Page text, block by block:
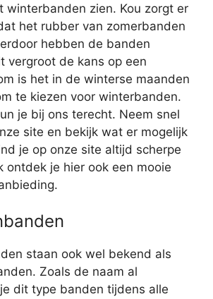
winterbanden zien. Kou zorgt er
het rubber van zomerbanden
hebben de banden
vergroot de kans op een
is het in de winterse maanden
te kiezen voor winterbanden.
je bij ons terecht. Neem snel
site en bekijk wat er mogelijk
je op onze site altijd scherpe
ontdek je hier ook een mooie
staan ook wel bekend als
Zoals de naam al
dit type banden tijdens alle